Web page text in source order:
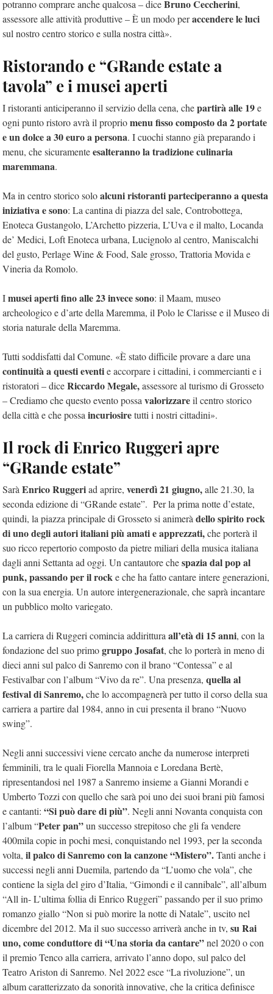
potranno comprare anche qualcosa – diceBruno Ceccherini,
assessore alle attività produttive – È un modo peraccendere le luci
sul nostro centro storico e sulla nostra città».
Ristorando e “GRande estate a
tavola” e i musei aperti
I ristoranti anticiperanno il servizio della cena, chepartirà alle 19e
ogni punto ristoro avrà il propriomenu fisso composto da 2 portate
e un dolce a 30 euro a persona. I cuochi stanno già preparando i
menu, che sicuramenteesalteranno la tradizione culinaria
maremmana.
Ma in centro storico soloalcuni ristoranti parteciperanno a questa
iniziativa e sono: La cantina di piazza del sale, Controbottega,
Enoteca Gustangolo, L’Archetto pizzeria, L’Uva e il malto, Locanda
de’ Medici, Loft Enoteca urbana, Lucignolo al centro, Maniscalchi
del gusto, Perlage Wine & Food, Sale grosso, Trattoria Movida e
Vineria da Romolo.
Imusei aperti fino alle 23 invece sono: il Maam, museo
archeologico e d’arte della Maremma, il Polo le Clarisse e il Museo di
storia naturale della Maremma.
Tutti soddisfatti dal Comune. «È stato difficile provare a dare una
continuità a questi eventie accorpare i cittadini, i commercianti e i
ristoratori – diceRiccardo Megale,assessore al turismo di Grosseto
– Crediamo che questo evento possavalorizzareil centro storico
della città e che possaincuriosiretutti i nostri cittadini».
Il rock di Enrico Ruggeri apre
“GRande estate”
SaràEnrico Ruggeriad aprire, venerdì 21 giugno,alle 21.30, la
seconda edizione di “GRande estate”. Per la prima notte d’estate,
quindi, la piazza principale di Grosseto si animeràdello spirito rock
di uno degli autori italiani più amati e apprezzati,che porterà il
suo ricco repertorio composto da pietre miliari della musica italiana
dagli anni Settanta ad oggi. Un cantautore chespazia dal pop al
punk, passando per il rocke che ha fatto cantare intere generazioni,
con la sua energia. Un autore intergenerazionale, che saprà incantare
un pubblico molto variegato.
La carriera di Ruggeri comincia addiritturaall’età di 15 anni, con la
fondazione del suo primogruppo Josafat, che lo porterà in meno di
dieci anni sul palco di Sanremo con il brano “Contessa” e al
Festivalbar con l’album “Vivo da re”. Una presenza, quella al
festival di Sanremo,che lo accompagnerà per tutto il corso della sua
carriera a partire dal 1984, anno in cui presenta il brano “Nuovo
swing”.
Negli anni successivi viene cercato anche da numerose interpreti
femminili, tra le quali Fiorella Mannoia e Loredana Bertè,
ripresentandosi nel 1987 a Sanremo insieme a Gianni Morandi e
Umberto Tozzi con quello che sarà poi uno dei suoi brani più famosi
e cantanti: “Si può dare di più”. Negli anni Novanta conquista con
l’album “Peter pan”un successo strepitoso che gli fa vendere
400mila copie in pochi mesi, conquistando nel 1993, per la seconda
volta, il palco di Sanremo con la canzone “Mistero”.Tanti anche i
successi negli anni Duemila, partendo da “L’uomo che vola”, che
contiene la sigla del giro d’Italia, “Gimondi e il cannibale”, all’album
“All in- L’ultima follia di Enrico Ruggeri” passando per il suo primo
romanzo giallo “Non si può morire la notte di Natale”, uscito nel
dicembre del 2012. Ma il suo successo arriverà anche in tv, su Rai
uno, come conduttore di “Una storia da cantare”nel 2020 o con
il premio Tenco alla carriera, arrivato l’anno dopo, sul palco del
Teatro Ariston di Sanremo. Nel 2022 esce “La rivoluzione”, un
album caratterizzato da sonorità innovative, che la critica definisce